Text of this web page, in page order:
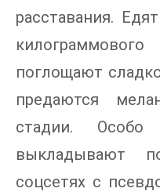
расставания.
поглощают
предаются
стадии. Особо
выкладывают
соцсетях с